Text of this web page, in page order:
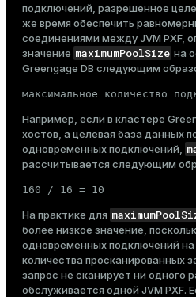
подключений, разрешенное
же время обеспечить
соединениями между JVM PXF,
значение maximumPoolSize на
Greengage DB следующим
максимальное количество
Например, если в кластере
хостов, а целевая база данных
одновременных подключений,
рассчитывается следующим
160 / 16 = 10
На практике для
более низкое значение,
одновременных подключений на
количества просканированных
запрос не сканирует ни одного
обслуживается одной JVM PXF.